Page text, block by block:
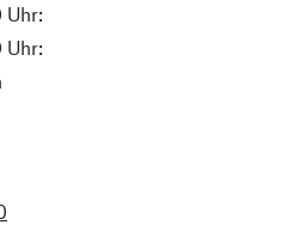
Uhr:
Uhr: